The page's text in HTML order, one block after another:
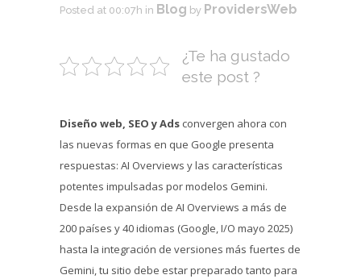
Posted at 00:07h in Blog by ProvidersWeb
¿Te ha gustado
este post ?
Diseño web, SEO y Ads convergen ahora con
las nuevas formas en que Google presenta
respuestas: AI Overviews y las características
potentes impulsadas por modelos Gemini.
Desde la expansión de AI Overviews a más de
200 países y 40 idiomas (Google, I/O mayo 2025)
hasta la integración de versiones más fuertes de
Gemini, tu sitio debe estar preparado tanto para